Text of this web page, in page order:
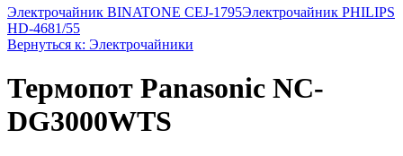
Электрочайник BINATONE CEJ-1795Электрочайник PHILIPS
HD-4681/55
Вернуться к: Электрочайники
Термопот Panasonic NC-
DG3000WTS